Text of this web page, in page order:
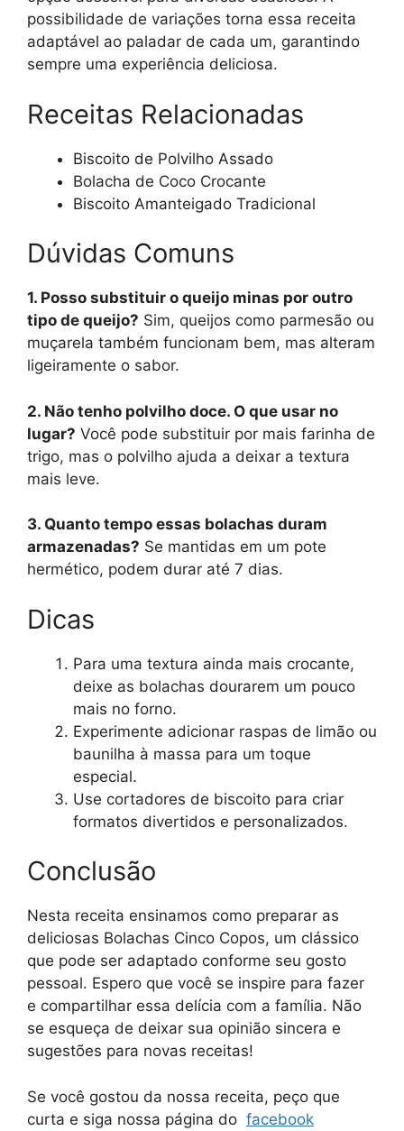
possibilidade de variações torna essa receita
adaptável ao paladar de cada um, garantindo
sempre uma experiência deliciosa.
Receitas Relacionadas
Biscoito de Polvilho Assado
Bolacha de Coco Crocante
Biscoito Amanteigado Tradicional
Dúvidas Comuns
1. Posso substituir o queijo minas por outro
tipo de queijo? Sim, queijos como parmesão ou
muçarela também funcionam bem, mas alteram
ligeiramente o sabor.
2. Não tenho polvilho doce. O que usar no
lugar? Você pode substituir por mais farinha de
trigo, mas o polvilho ajuda a deixar a textura
mais leve.
3. Quanto tempo essas bolachas duram
armazenadas? Se mantidas em um pote
hermético, podem durar até 7 dias.
Dicas
Para uma textura ainda mais crocante,
deixe as bolachas dourarem um pouco
mais no forno.
Experimente adicionar raspas de limão ou
baunilha à massa para um toque
especial.
Use cortadores de biscoito para criar
formatos divertidos e personalizados.
Conclusão
Nesta receita ensinamos como preparar as
deliciosas Bolachas Cinco Copos, um clássico
que pode ser adaptado conforme seu gosto
pessoal. Espero que você se inspire para fazer
e compartilhar essa delícia com a família. Não
se esqueça de deixar sua opinião sincera e
sugestões para novas receitas!
Se você gostou da nossa receita, peço que
curta e siga nossa página do facebook